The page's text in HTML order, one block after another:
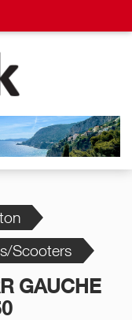
Scooters
GAUCHE